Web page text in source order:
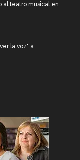
al teatro musical en
la voz" a